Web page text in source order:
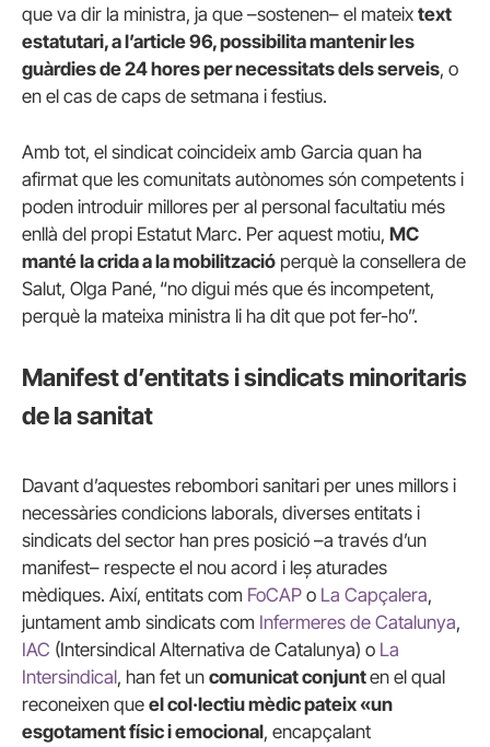
que va dir la ministra, ja que –sostenen– el mateix text
estatutari, a l’article 96, possibilita mantenir les
guàrdies de 24 hores per necessitats dels serveis, o
en el cas de caps de setmana i festius.
Amb tot, el sindicat coincideix amb Garcia quan ha
afirmat que les comunitats autònomes són competents i
poden introduir millores per al personal facultatiu més
enllà del propi Estatut Marc. Per aquest motiu, MC
manté la crida a la mobilització perquè la consellera de
Salut, Olga Pané, “no digui més que és incompetent,
perquè la mateixa ministra li ha dit que pot fer-ho”.
Manifest d’entitats i sindicats minoritaris
de la sanitat
Davant d’aquestes rebombori sanitari per unes millors i
necessàries condicions laborals, diverses entitats i
sindicats del sector han pres posició –a través d’un
manifest– respecte el nou acord i leș aturades
mèdiques. Així, entitats com FoCAP o La Capçalera,
juntament amb sindicats com Infermeres de Catalunya,
IAC (Intersindical Alternativa de Catalunya) o La
Intersindical, han fet un comunicat conjunten el qual
reconeixen que el col·lectiu mèdic pateix «un
esgotament físic i emocional, encapçalant